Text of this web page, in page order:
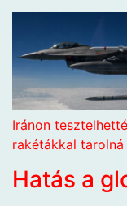
Iránon
rakétákkal
Hatás a